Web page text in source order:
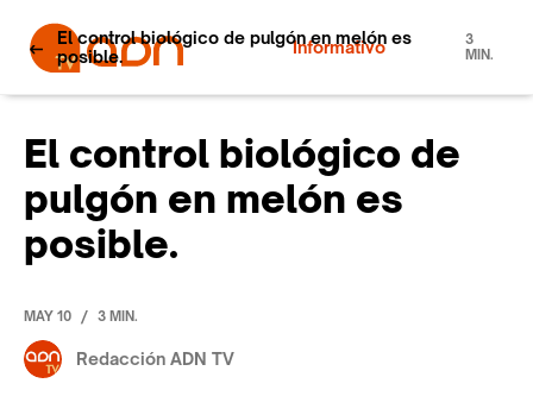
Informativo
El control biológico de pulgón en melón es
posible.
3
MIN.
El control biológico de
pulgón en melón es
posible.
MAY 10 / 3 MIN.
Redacción ADN TV